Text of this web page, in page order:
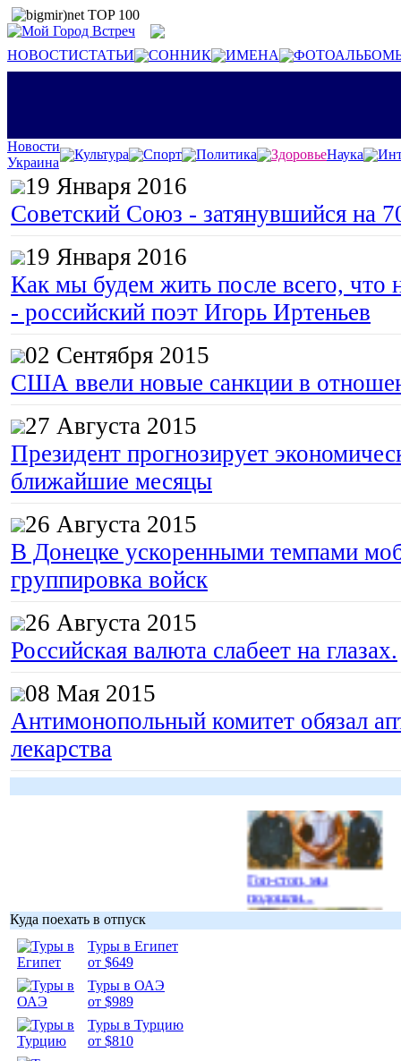
НОВОСТИСТАТЬИ СОННИК ИМЕНА
Новости
Украина
Культура Спорт Политика ЗдоровьеНаука
19 Января 2016
Советский Союз - затянувшийся на
19 Января 2016
Как мы будем жить после всего, что
- российский поэт Игорь Иртеньев
02 Сентября 2015
США ввели новые санкции в
27 Августа 2015
Президент прогнозирует
ближайшие месяцы
26 Августа 2015
В Донецке ускоренными темпами
группировка войск
26 Августа 2015
Российская валюта слабеет на глазах.
08 Мая 2015
Антимонопольный комитет обязал
лекарства
Гоп-стоп, мы
подошли...
Куда поехать в отпуск
Туры в Египет
от $649
Туры в ОАЭ
от $989
Туры в Турцию
от $810